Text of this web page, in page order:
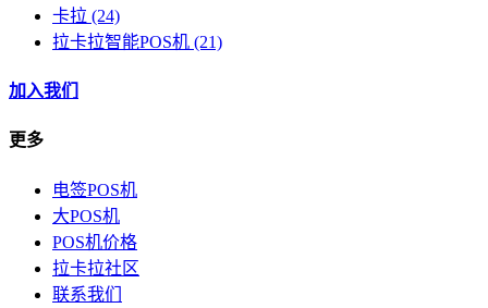
卡拉 (24)
拉卡拉智能POS机 (21)
加入我们
更多
电签POS机
大POS机
POS机价格
拉卡拉社区
联系我们